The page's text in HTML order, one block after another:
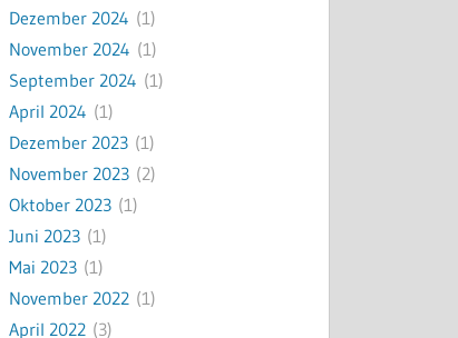
Dezember 2024 (1)
November 2024 (1)
September 2024 (1)
April 2024 (1)
Dezember 2023 (1)
November 2023 (2)
Oktober 2023 (1)
Juni 2023 (1)
Mai 2023 (1)
November 2022 (1)
April 2022 (3)